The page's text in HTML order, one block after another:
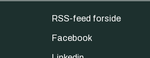
RSS-feed forside
Facebook